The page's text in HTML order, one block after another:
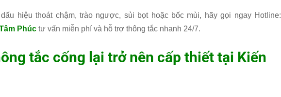
hiệu thoát chậm, trào ngược, sủi bọt hoặc bốc mùi, hãy gọi ngay Hotline:
Phúc tư vấn miễn phí và hỗ trợ thông tắc nhanh 24/7.
tắc cống lại trở nên cấp thiết tại Kiến